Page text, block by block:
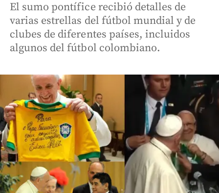
El sumo pontífice recibió detalles de
varias estrellas del fútbol mundial y de
clubes de diferentes países, incluidos
algunos del fútbol colombiano.